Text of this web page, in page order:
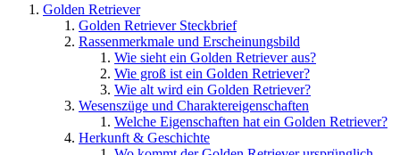
Golden Retriever
Golden Retriever Steckbrief
Rassenmerkmale und Erscheinungsbild
Wie sieht ein Golden Retriever aus?
Wie groß ist ein Golden Retriever?
Wie alt wird ein Golden Retriever?
Wesenszüge und Charaktereigenschaften
Welche Eigenschaften hat ein Golden Retriever?
Herkunft & Geschichte